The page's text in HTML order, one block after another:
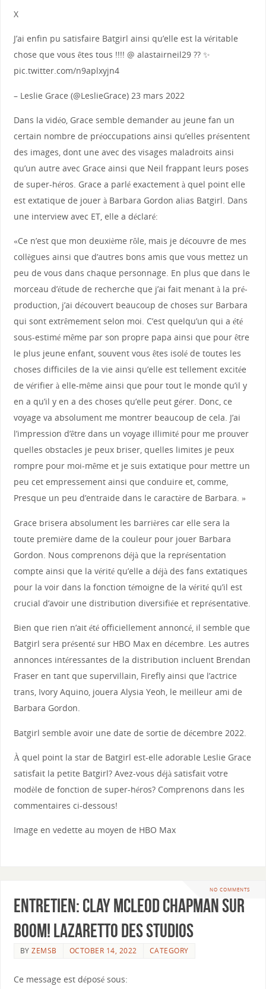
X
J’ai enfin pu satisfaire Batgirl ainsi qu’elle est la véritable
chose que vous êtes tous !!!! @ alastairneil29 ?? ✨
pic.twitter.com/n9aplxyjn4
– Leslie Grace (@LeslieGrace) 23 mars 2022
Dans la vidéo, Grace semble demander au jeune fan un
certain nombre de préoccupations ainsi qu’elles présentent
des images, dont une avec des visages maladroits ainsi
qu’un autre avec Grace ainsi que Neil frappant leurs poses
de super-héros. Grace a parlé exactement à quel point elle
est extatique de jouer à Barbara Gordon alias Batgirl. Dans
une interview avec ET, elle a déclaré:
«Ce n’est que mon deuxième rôle, mais je découvre de mes
collègues ainsi que d’autres bons amis que vous mettez un
peu de vous dans chaque personnage. En plus que dans le
morceau d’étude de recherche que j’ai fait menant à la pré-
production, j’ai découvert beaucoup de choses sur Barbara
qui sont extrêmement selon moi. C’est quelqu’un qui a été
sous-estimé même par son propre papa ainsi que pour être
le plus jeune enfant, souvent vous êtes isolé de toutes les
choses difficiles de la vie ainsi qu’elle est tellement excitée
de vérifier à elle-même ainsi que pour tout le monde qu’il y
en a qu’il y en a des choses qu’elle peut gérer. Donc, ce
voyage va absolument me montrer beaucoup de cela. J’ai
l’impression d’être dans un voyage illimité pour me prouver
quelles obstacles je peux briser, quelles limites je peux
rompre pour moi-même et je suis extatique pour mettre un
peu cet empressement ainsi que conduire et, comme,
Presque un peu d’entraide dans le caractère de Barbara. »
Grace brisera absolument les barrières car elle sera la
toute première dame de la couleur pour jouer Barbara
Gordon. Nous comprenons déjà que la représentation
compte ainsi que la vérité qu’elle a déjà des fans extatiques
pour la voir dans la fonction témoigne de la vérité qu’il est
crucial d’avoir une distribution diversifiée et représentative.
Bien que rien n’ait été officiellement annoncé, il semble que
Batgirl sera présenté sur HBO Max en décembre. Les autres
annonces intéressantes de la distribution incluent Brendan
Fraser en tant que supervillain, Firefly ainsi que l’actrice
trans, Ivory Aquino, jouera Alysia Yeoh, le meilleur ami de
Barbara Gordon.
Batgirl semble avoir une date de sortie de décembre 2022.
À quel point la star de Batgirl est-elle adorable Leslie Grace
satisfait la petite Batgirl? Avez-vous déjà satisfait votre
modèle de fonction de super-héros? Comprenons dans les
commentaires ci-dessous!
Image en vedette au moyen de HBO Max
NO COMMENTS
Entretien: Clay McLeod Chapman sur
Boom! Lazaretto des studios
BYZEMSB OCTOBER 14, 2022 CATEGORY
Ce message est déposé sous: